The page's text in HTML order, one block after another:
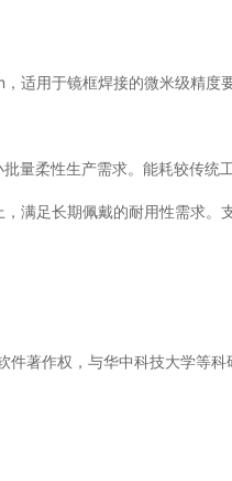
用于镜框焊接的微米级精
量柔性生产需求。能耗较传统
满足长期佩戴的耐用性需求
著作权，与华中科技大学等